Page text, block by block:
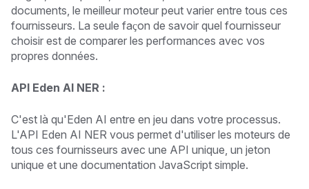
documents, le meilleur moteur peut varier entre tous ces
fournisseurs. La seule façon de savoir quel fournisseur
choisir est de comparer les performances avec vos
propres données.
API Eden AI NER :
C'est là qu'Eden AI entre en jeu dans votre processus.
L'API Eden AI NER vous permet d'utiliser les moteurs de
tous ces fournisseurs avec une API unique, un jeton
unique et une documentation JavaScript simple.